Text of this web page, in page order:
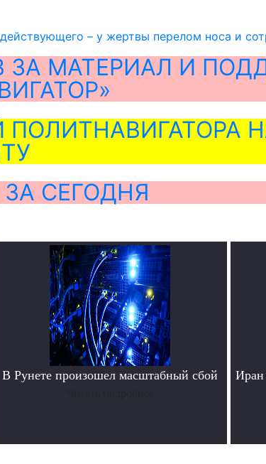
– у жертвы перелом носа и
МАТЕРИАЛ И
СЕГОДНЯ
В Рунете произошел масштабный сбой
Иран